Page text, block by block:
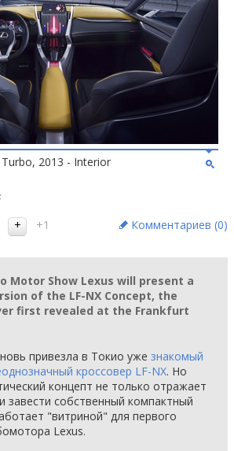
2013 - Interior
+1 Комментариев (0)
Motor Show Lexus will present a
of the LF-NX Concept, the
first revealed at the Frankfurt
привезла в Токио уже знакомый
кроссовер LF-NX. Но
концепт не только отражает
завести собственный компактный
"витриной" для первого
Lexus.